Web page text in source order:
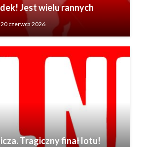
Jest wielu rannych
20 czerwca 2026
Tragiczny finał lotu!